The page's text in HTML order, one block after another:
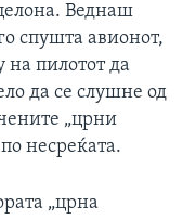
Веднаш
спушта авионот,
на пилотот да
да се слушне од
„црни
несреќата.
„црна